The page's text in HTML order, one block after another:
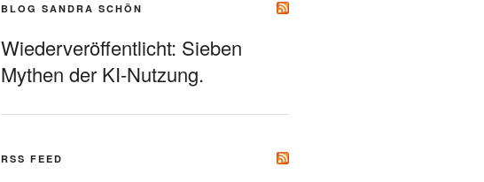
BLOG SANDRA SCHÖN
Wiederveröffentlicht: Sieben
Mythen der KI-Nutzung.
RSS FEED